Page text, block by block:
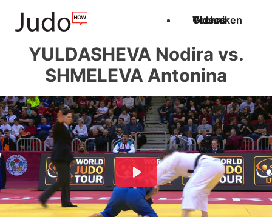
Techniken
Videos
Glossar
YULDASHEVA Nodira vs.
SHMELEVA Antonina